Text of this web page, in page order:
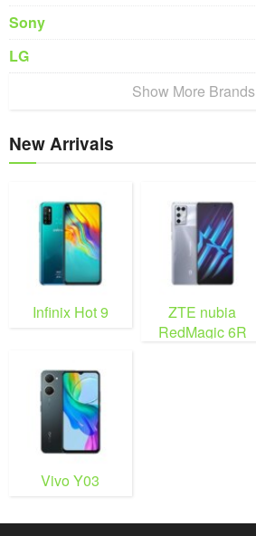
Sony
LG
Show More Brands
New Arrivals
Infinix Hot 9
ZTE nubia
RedMagic 6R
Vivo Y03